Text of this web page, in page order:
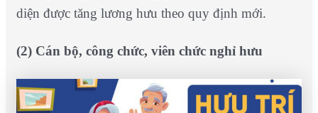
diện được tăng lương hưu theo quy định mới.
(2) Cán bộ, công chức, viên chức nghỉ hưu